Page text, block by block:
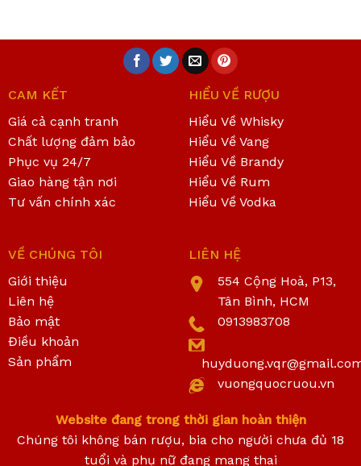
CAM KẾT
Giá cả cạnh tranh
Chất lượng đảm bảo
Phục vụ 24/7
Giao hàng tận nơi
Tư vấn chính xác
HIỂU VỀ RƯỢU
Hiểu Về Whisky
Hiểu Về Vang
Hiểu Về Brandy
Hiểu Về Rum
Hiểu Về Vodka
VỀ CHÚNG TÔI
Giới thiệu
Liên hệ
Bảo mật
Điều khoản
Sản phẩm
LIÊN HỆ
554 Cộng Hoà, P13,
Tân Bình, HCM
0913983708
vuongquocruou.vn
Website đang trong thời gian hoàn thiện
Chúng tôi không bán rượu, bia cho người chưa đủ 18
tuổi và phụ nữ đang mang thai